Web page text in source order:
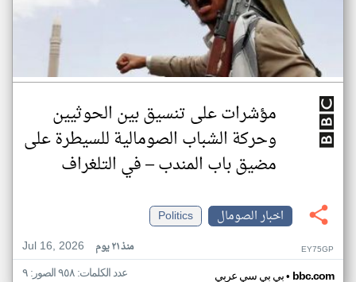
مؤشرات على تنسيق بين الحوثيين
وحركة الشباب الصومالية للسيطرة على
مضيق باب المندب – في التلغراف
اخبار الصومال
Politics
Jul 16, 2026
منذ ٢١ يوم EY75GP
بي بي سي عربي• bbc.com عدد الكلمات: ٩٥٨ الصور: ٩